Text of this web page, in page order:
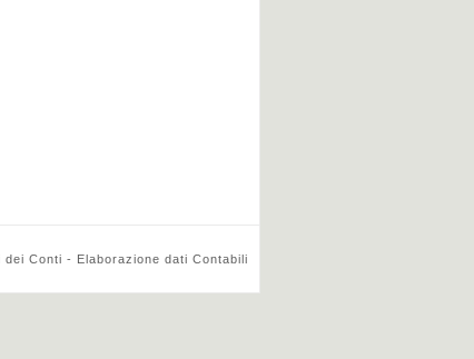
Conti - Elaborazione dati Contabili